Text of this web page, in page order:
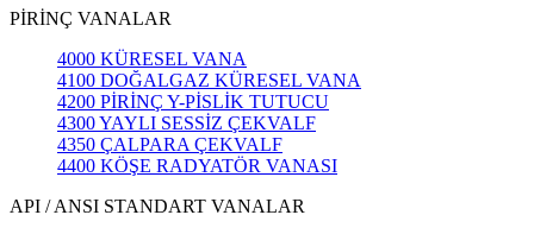
PİRİNÇ VANALAR
4000 KÜRESEL VANA
4100 DOĞALGAZ KÜRESEL VANA
4200 PİRİNÇ Y-PİSLİK TUTUCU
4300 YAYLI SESSİZ ÇEKVALF
4350 ÇALPARA ÇEKVALF
4400 KÖŞE RADYATÖR VANASI
API / ANSI STANDART VANALAR